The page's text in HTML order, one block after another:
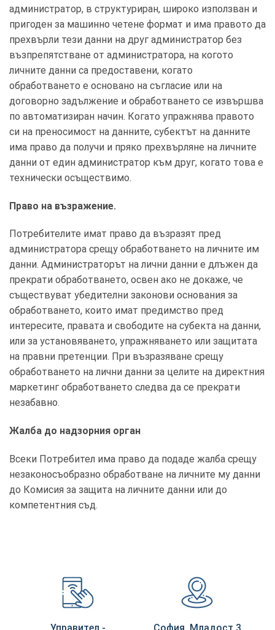
администратор, в структуриран, широко използван и
пригоден за машинно четене формат и има правото да
прехвърли тези данни на друг администратор без
възпрепятстване от администратора, на когото
личните данни са предоставени, когато
обработването е основано на съгласие или на
договорно задължение и обработването се извършва
по автоматизиран начин. Когато упражнява правото
си на преносимост на данните, субектът на данните
има право да получи и пряко прехвърляне на личните
данни от един администратор към друг, когато това е
технически осъществимо.
Право на възражение.
Потребителите имат право да възразят пред
администратора срещу обработването на личните им
данни. Администраторът на лични данни е длъжен да
прекрати обработването, освен ако не докаже, че
съществуват убедителни законови основания за
обработването, които имат предимство пред
интересите, правата и свободите на субекта на данни,
или за установяването, упражняването или защитата
на правни претенции. При възразяване срещу
обработването на лични данни за целите на директния
маркетинг обработването следва да се прекрати
незабавно.
Жалба до надзорния орган
Всеки Потребител има право да подаде жалба срещу
незаконосъобразно обработване на личните му данни
до Комисия за защита на личните данни или до
компетентния съд.